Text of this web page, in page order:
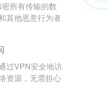
所有传输的数
其他恶意行为者
过VPN安全地访
资源，无需担心